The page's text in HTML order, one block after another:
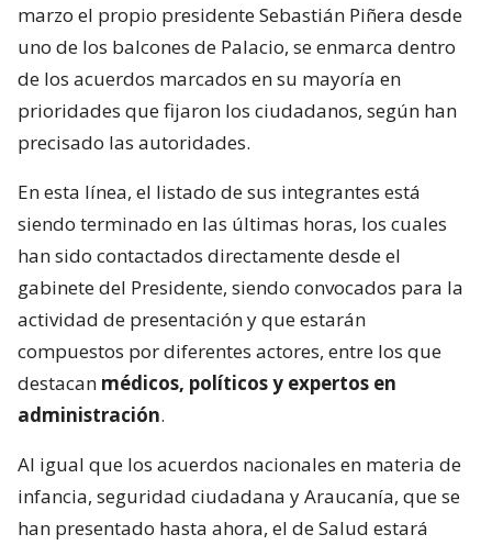
marzo el propio presidente Sebastián Piñera desde
uno de los balcones de Palacio, se enmarca dentro
de los acuerdos marcados en su mayoría en
prioridades que fijaron los ciudadanos, según han
precisado las autoridades.
En esta línea, el listado de sus integrantes está
siendo terminado en las últimas horas, los cuales
han sido contactados directamente desde el
gabinete del Presidente, siendo convocados para la
actividad de presentación y que estarán
compuestos por diferentes actores, entre los que
destacan médicos, políticos y expertos en
administración.
Al igual que los acuerdos nacionales en materia de
infancia, seguridad ciudadana y Araucanía, que se
han presentado hasta ahora, el de Salud estará